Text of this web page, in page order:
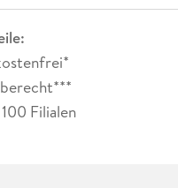
Filialen